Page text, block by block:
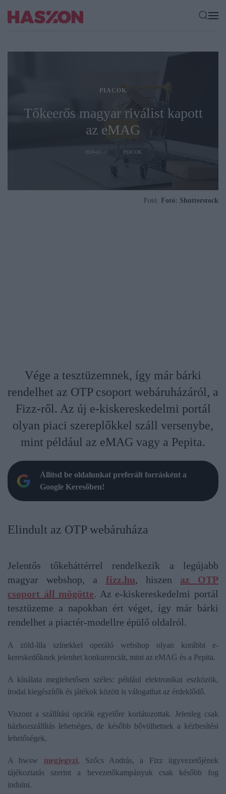
PIACOK
Tőkeerős magyar riválist kapott
az eMAG
2024-03-11 PIACOK
Fotó: Fotó: Shutterstock
Vége a tesztüzemnek, így már bárki
rendelhet az OTP csoport webáruházáról, a
Fizz-ről. Az új e-kiskereskedelmi portál
olyan piaci szereplőkkel száll versenybe,
mint például az eMAG vagy a Pepita.
Állítsd be oldalunkat preferált forrásként a
Google Keresőben!
Elindult az OTP webáruháza
Jelentős tőkeháttérrel rendelkezik a legújabb
magyar webshop, a fizz.hu, hiszen az OTP
csoport áll mögötte. Az e-kiskereskedelmi portál
tesztüzeme a napokban ért véget, így már bárki
rendelhet a piactér-modellre épülő oldalról.
A zöld-lila színekkel operáló webshop olyan korábbi e-
kereskedőknek jelenhet konkurenciát, mint az eMAG és a Pepita.
A kínálata meglehetősen széles: például elektronikai eszközök,
irodai kiegészítők és játékok között is válogathat az érdeklődő.
Viszont a szállítási opciók egyelőre korlátozottak. Jelenleg csak
házhozszállítás lehetséges, de később bővülhetnek a kézbesítési
lehetőségek.
A hwsw megjegyzi, Szőcs András, a Fizz ügyvezetőjének
tájékoztatás szerint a bevezetőkampányuk csak később fog
indulni.